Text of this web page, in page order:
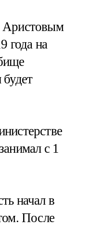
Аристовым
года на
с 1
начал в
После